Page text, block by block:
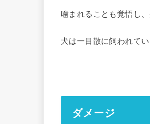
噛まれることも覚悟し、
犬は一目散に飼われて
ダメージ